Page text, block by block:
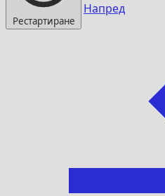
Рестартиране
Напред